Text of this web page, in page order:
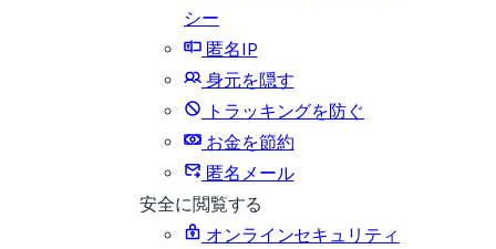
シー
匿名IP
身元を隠す
トラッキングを防ぐ
お金を節約
匿名メール
安全に閲覧する
オンラインセキュリティ